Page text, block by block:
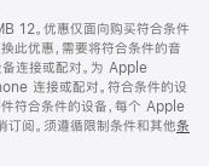
12。优惠仅面向购买符合条件
此优惠，需要将符合条件的音
连接或配对。为 Apple
连接或配对。符合条件的设
符合条件的设备，每个 Apple
订阅。须遵循限制条件和其他条